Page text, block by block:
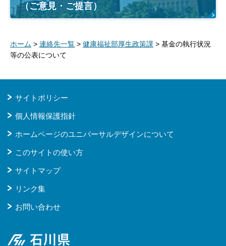
（ご意見・ご提言）
ホーム > 連絡先一覧 > 健康福祉部厚生政策課 > 基金の執行状況
等の公表について
サイトポリシー
個人情報保護指針
ホームページのユニバーサルデザインについて
このサイトの使い方
サイトマップ
リンク集
お問い合わせ
石川県